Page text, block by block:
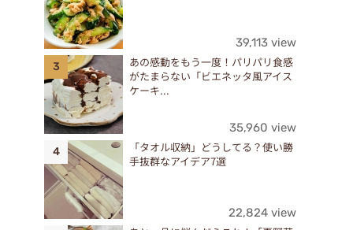
39,113 view
あの感動をもう一度！パリパリ食感
がたまらない「ビエネッタ風アイス
ケーキ...
35,960 view
「タオル収納」どうしてる？使い勝
手抜群なアイデア7選
22,824 view